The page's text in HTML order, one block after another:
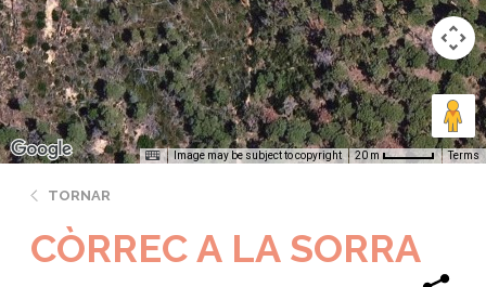
Image may be subject to copyright 20 m Terms
TORNAR
CÒRREC A LA SORRA